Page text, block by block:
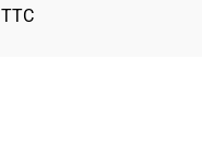
TTC